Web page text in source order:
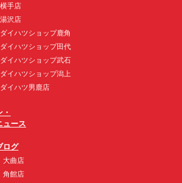
横手店
湯沢店
ダイハツショップ鹿角
ダイハツショップ田代
ダイハツショップ武石
ダイハツショップ潟上
ダイハツ男鹿店
ュース
ログ
大曲店
角館店